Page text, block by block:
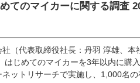
てのマイカーに関する調査
社（代表取締役社長：丹羽 淳雄、
はじめてのマイカーを3年以内に購
ットリサーチで実施し、1,000名の